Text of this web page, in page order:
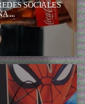
SOCIALES
...